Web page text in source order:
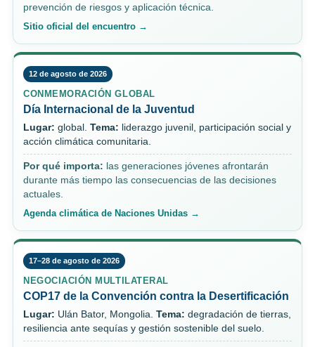
prevención de riesgos y aplicación técnica.
Sitio oficial del encuentro →
12 de agosto de 2026
CONMEMORACIÓN GLOBAL
Día Internacional de la Juventud
Lugar: global. Tema: liderazgo juvenil, participación social y
acción climática comunitaria.
Por qué importa: las generaciones jóvenes afrontarán
durante más tiempo las consecuencias de las decisiones
actuales.
Agenda climática de Naciones Unidas →
17–28 de agosto de 2026
NEGOCIACIÓN MULTILATERAL
COP17 de la Convención contra la Desertificación
Lugar: Ulán Bator, Mongolia. Tema: degradación de tierras,
resiliencia ante sequías y gestión sostenible del suelo.